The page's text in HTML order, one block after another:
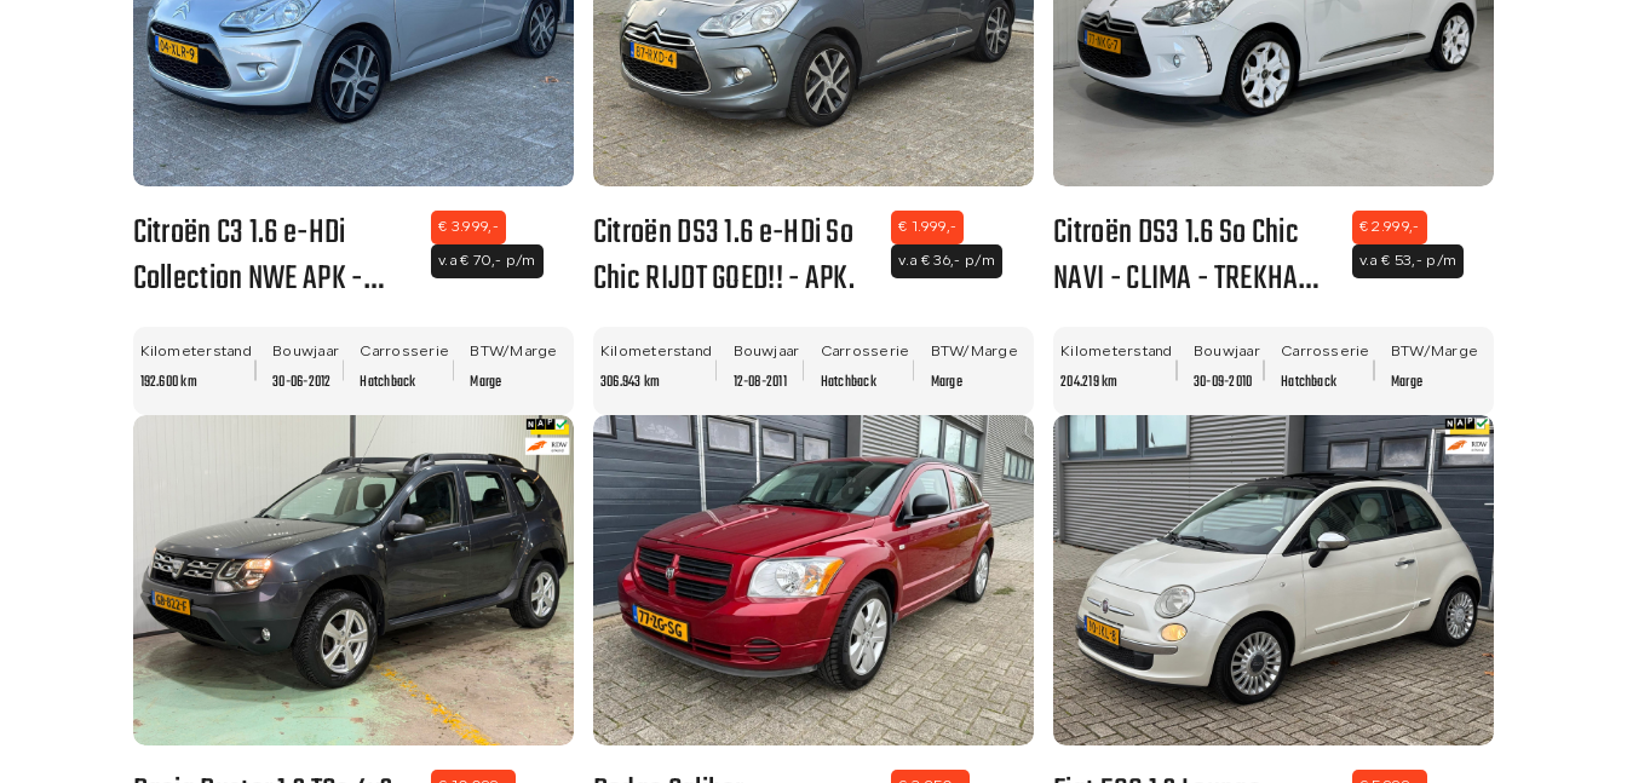
Citroën C3 1.6 e-HDi
Collection NWE APK -
- PDC!!
€ 3.999,-
v.a € 70,- p/m
Kilometerstand
192.600 km
Bouwjaar
30-06-2012
Carrosserie
Hatchback
BTW/Marge
Marge
Citroën DS3 1.6 e-HDi So
Chic RIJDT GOED!! - APK.
€ 1.999,-
v.a € 36,- p/m
Kilometerstand
306.943 km
Bouwjaar
12-08-2011
Carrosserie
Hatchback
BTW/Marge
Marge
Citroën DS3 1.6 So Chic
NAVI - CLIMA - TREKHAAK
€ 2.999,-
v.a € 53,- p/m
Kilometerstand
204.219 km
Bouwjaar
30-09-2010
Carrosserie
Hatchback
BTW/Marge
Marge